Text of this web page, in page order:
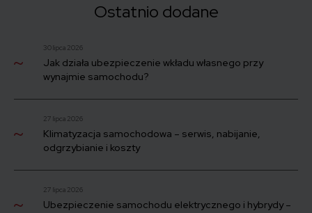
Ostatnio dodane
30 lipca 2026
Jak działa ubezpieczenie wkładu własnego przy
wynajmie samochodu?
27 lipca 2026
Klimatyzacja samochodowa – serwis, nabijanie,
odgrzybianie i koszty
27 lipca 2026
Ubezpieczenie samochodu elektrycznego i hybrydy –